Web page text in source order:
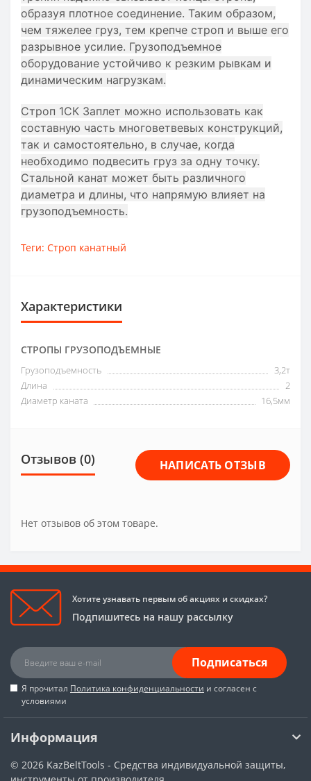
образуя плотное соединение. Таким образом,
чем тяжелее груз, тем крепче строп и выше его
разрывное усилие. Грузоподъемное
оборудование устойчиво к резким рывкам и
динамическим нагрузкам.
Строп 1СК Заплет можно использовать как
составную часть многоветвевых конструкций,
так и самостоятельно, в случае, когда
необходимо подвесить груз за одну точку.
Стальной канат может быть различного
диаметра и длины, что напрямую влияет на
грузоподъемность.
Теги: Строп канатный
Характеристики
СТРОПЫ ГРУЗОПОДЪЕМНЫЕ
Грузоподъемность
3,2т
Длина
2
Диаметр каната
16,5мм
Отзывов (0) НАПИСАТЬ ОТЗЫВ
Нет отзывов об этом товаре.
Хотите узнавать первым об акциях и скидках?
Подпишитесь на нашу рассылку
Подписаться
Я прочитал Политика конфиденциальности и согласен с
условиями
Информация
© 2026 KazBeltTools - Средства индивидуальной защиты,